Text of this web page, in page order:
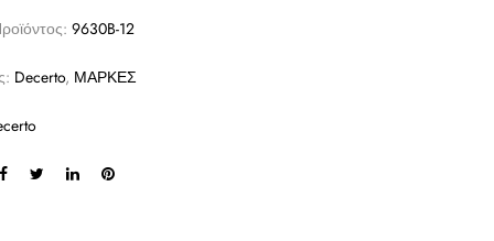
9630B-12
Decerto, ΜΑΡΚΕΣ